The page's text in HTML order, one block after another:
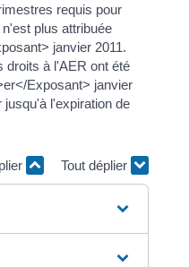
requis pour
plus attribuée
janvier 2011.
droits à l'AER ont été
Exposant> janvier
jusqu'à l'expiration de
Tout déplier